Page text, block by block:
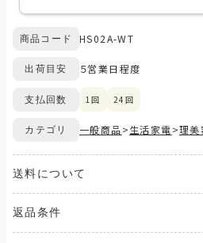
商品コード HS02A-WT
出荷目安 ５営業日程度
支払回数 1回 24回
カテゴリ 一般商品>生活家電>理美
送料について
じて異なります。
また、複数の商品を同時にご購入さ
返品条件